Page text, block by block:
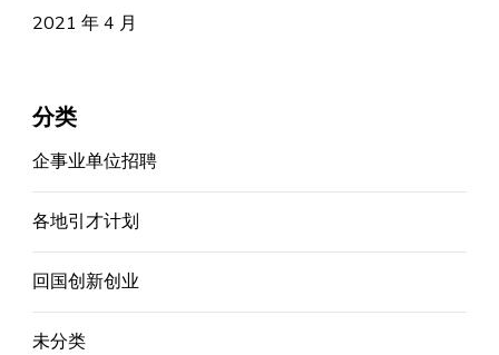
2021 年 4 月
分类
企事业单位招聘
各地引才计划
回国创新创业
未分类